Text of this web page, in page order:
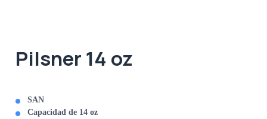
Pilsner 14 oz
SAN
Capacidad de 14 oz